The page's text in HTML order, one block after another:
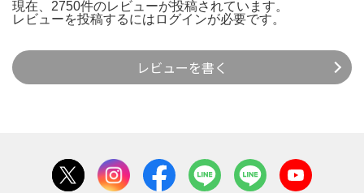
現在、2750件のレビューが投稿されています。
レビューを投稿するには ログインが必要です。
レビューを書く